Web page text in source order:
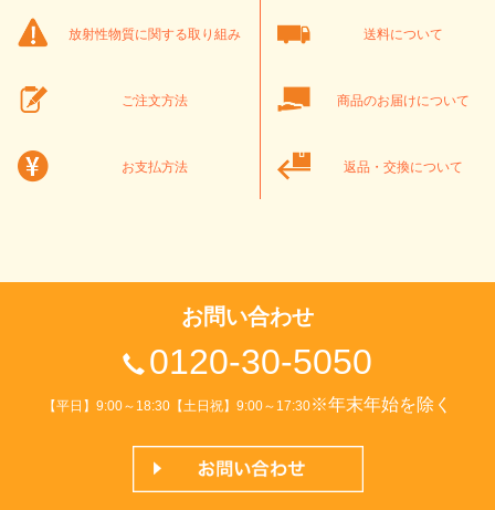
放射性物質に関する取り組み 送料について
ご注文方法 商品のお届けについて
お支払方法 返品・交換について
お問い合わせ
0120-30-5050
【平日】9:00～18:30【土日祝】9:00～17:30※年末年始を除く